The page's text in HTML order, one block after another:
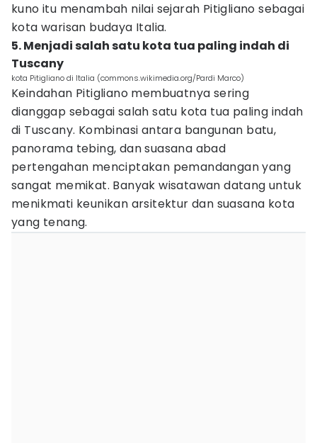
kuno itu menambah nilai sejarah Pitigliano sebagai
kota warisan budaya Italia.
5. Menjadi salah satu kota tua paling indah di
Tuscany
kota Pitigliano di Italia (commons.wikimedia.org/Pardi Marco)
Keindahan Pitigliano membuatnya sering
dianggap sebagai salah satu kota tua paling indah
di Tuscany. Kombinasi antara bangunan batu,
panorama tebing, dan suasana abad
pertengahan menciptakan pemandangan yang
sangat memikat. Banyak wisatawan datang untuk
menikmati keunikan arsitektur dan suasana kota
yang tenang.